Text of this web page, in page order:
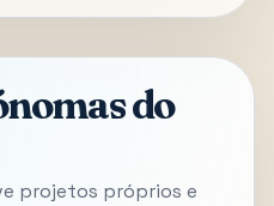
do
projetos próprios e